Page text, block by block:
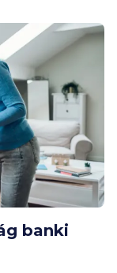
banki